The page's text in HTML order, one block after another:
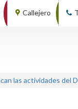
Callejero
las actividades del